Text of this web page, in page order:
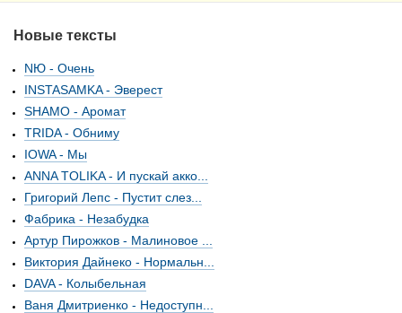
Новые тексты
NЮ - Очень
INSTASAMKA - Эверест
SHAMO - Аромат
TRIDA - Обниму
IOWA - Мы
ANNA TOLIKA - И пускай акко...
Григорий Лепс - Пустит слез...
Фабрика - Незабудка
Артур Пирожков - Малиновое ...
Виктория Дайнеко - Нормальн...
DAVA - Колыбельная
Ваня Дмитриенко - Недоступн...